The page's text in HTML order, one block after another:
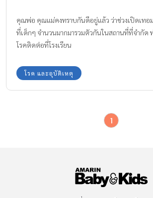
คุณพ่อ คุณแม่คงทราบกันดีอยู่แล้ว ว่าช่วงเปิดเทอ
ที่เด็กๆ จำนวนมากมารวมตัวกันในสถานที่ที่จำกัด
โรคติดต่อที่โรงเรียน
โรค และอุบัติเหตุ
1